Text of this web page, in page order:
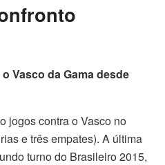
Vasco da Gama desde
jogos contra o Vasco no
e três empates). A última
turno do Brasileiro 2015,